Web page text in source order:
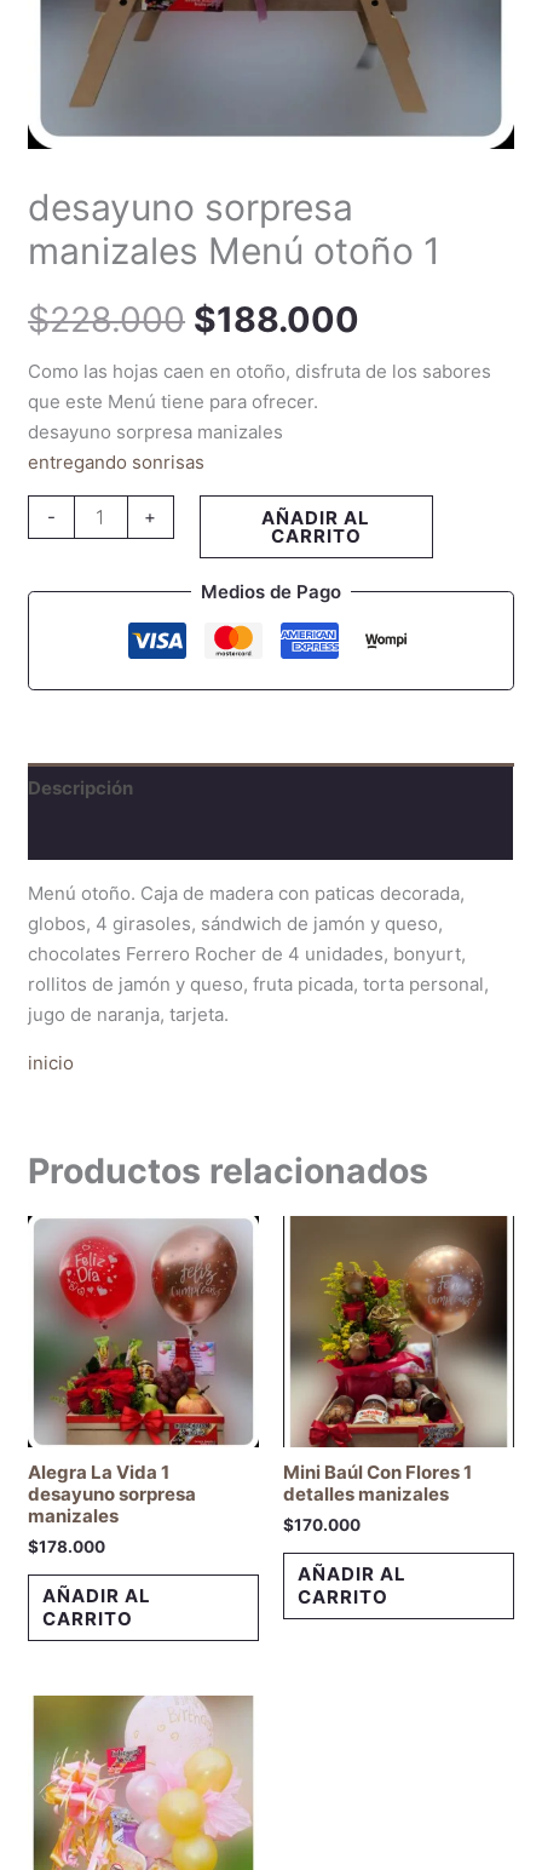
desayuno sorpresa
manizales Menú otoño 1
$228.000 $188.000
Como las hojas caen en otoño, disfruta de los sabores
que este Menú tiene para ofrecer.
desayuno sorpresa manizales
entregando sonrisas
- + AÑADIR AL
CARRITO
Medios de Pago
Descripción
Menú otoño. Caja de madera con paticas decorada,
globos, 4 girasoles, sándwich de jamón y queso,
chocolates Ferrero Rocher de 4 unidades, bonyurt,
rollitos de jamón y queso, fruta picada, torta personal,
jugo de naranja, tarjeta.
inicio
Productos relacionados
Alegra La Vida 1
desayuno sorpresa
manizales
$178.000
AÑADIR AL
CARRITO
Mini Baúl Con Flores 1
detalles manizales
$170.000
AÑADIR AL
CARRITO